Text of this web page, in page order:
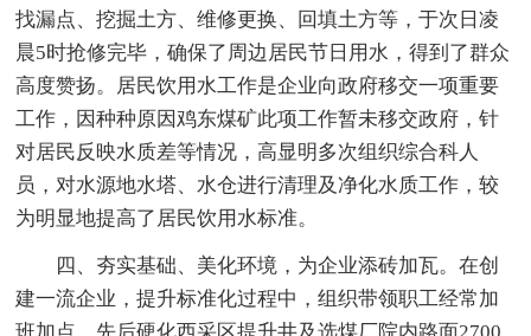
找漏点、挖掘土方、维修更换、回填土方等，于次日凌
晨5时抢修完毕，确保了周边居民节日用水，得到了群众
高度赞扬。居民饮用水工作是企业向政府移交一项重要
工作，因种种原因鸡东煤矿此项工作暂未移交政府，针
对居民反映水质差等情况，高显明多次组织综合科人
员，对水源地水塔、水仓进行清理及净化水质工作，较
为明显地提高了居民饮用水标准。
四、夯实基础、美化环境，为企业添砖加瓦。在创
建一流企业，提升标准化过程中，组织带领职工经常加